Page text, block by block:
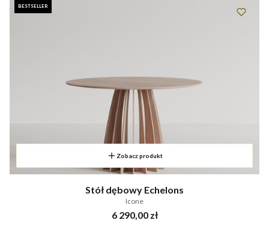
BESTSELLER
Zobacz produkt
Stół dębowy Echelons
Icone
Cena
6 290,00 zł